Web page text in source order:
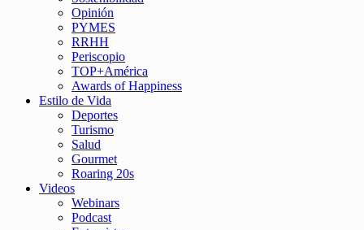
Opinión
PYMES
RRHH
Periscopio
TOP+América
Awards of Happiness
Estilo de Vida
Deportes
Turismo
Salud
Gourmet
Roaring 20s
Videos
Webinars
Podcast